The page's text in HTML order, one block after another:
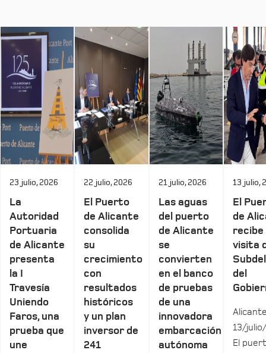
23 julio, 2026
La
Autoridad
Portuaria
de Alicante
presenta
la I
Travesía
Uniendo
Faros, una
prueba que
une
22 julio, 2026
El Puerto
de Alicante
consolida
su
crecimiento
con
resultados
históricos
y un plan
inversor de
241
21 julio, 2026
Las aguas
del puerto
de Alicante
se
convierten
en el banco
de pruebas
de una
innovadora
embarcación
autónoma
13 julio,
El
de
recibe
visita
del
13/
El